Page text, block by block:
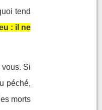
tend
: il ne
Si
péché,
morts